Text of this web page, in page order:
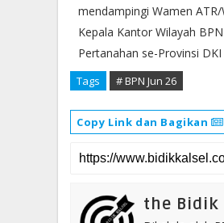
mendampingi Wamen
Kepala Kantor Wilayah
Pertanahan se-Provinsi DKI
Tags # BPN Jun 26
Copy Link dan Bagikan
the Bidik